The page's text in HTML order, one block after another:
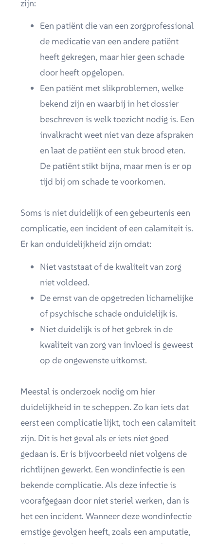
zijn:
Een patiënt die van een zorgprofessional
de medicatie van een andere patiënt
heeft gekregen, maar hier geen schade
door heeft opgelopen.
Een patiënt met slikproblemen, welke
bekend zijn en waarbij in het dossier
beschreven is welk toezicht nodig is. Een
invalkracht weet niet van deze afspraken
en laat de patiënt een stuk brood eten.
De patiënt stikt bijna, maar men is er op
tijd bij om schade te voorkomen.
Soms is niet duidelijk of een gebeurtenis een
complicatie, een incident of een calamiteit is.
Er kan onduidelijkheid zijn omdat:
Niet vaststaat of de kwaliteit van zorg
niet voldeed.
De ernst van de opgetreden lichamelijke
of psychische schade onduidelijk is.
Niet duidelijk is of het gebrek in de
kwaliteit van zorg van invloed is geweest
op de ongewenste uitkomst.
Meestal is onderzoek nodig om hier
duidelijkheid in te scheppen. Zo kan iets dat
eerst een complicatie lijkt, toch een calamiteit
zijn. Dit is het geval als er iets niet goed
gedaan is. Er is bijvoorbeeld niet volgens de
richtlijnen gewerkt. Een wondinfectie is een
bekende complicatie. Als deze infectie is
voorafgegaan door niet steriel werken, dan is
het een incident. Wanneer deze wondinfectie
ernstige gevolgen heeft, zoals een amputatie,